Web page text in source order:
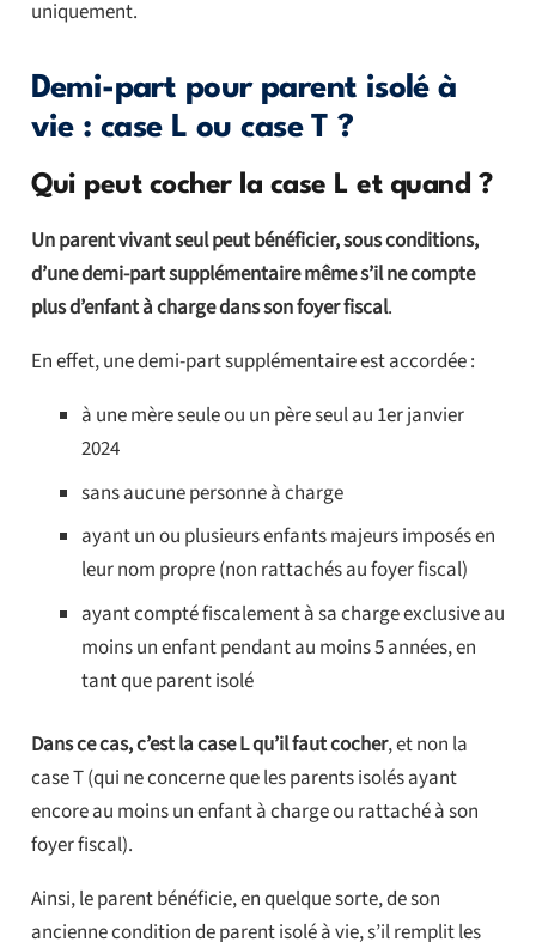
uniquement.
Demi-part pour parent isolé à
vie : case L ou case T ?
Qui peut cocher la case L et quand ?
Un parent vivant seul peut bénéficier, sous conditions,
d’une demi-part supplémentaire même s’il ne compte
plus d’enfant à charge dans son foyer fiscal.
En effet, une demi-part supplémentaire est accordée :
à une mère seule ou un père seul au 1er janvier
2024
sans aucune personne à charge
ayant un ou plusieurs enfants majeurs imposés en
leur nom propre (non rattachés au foyer fiscal)
ayant compté fiscalement à sa charge exclusive au
moins un enfant pendant au moins 5 années, en
tant que parent isolé
Dans ce cas, c’est la case L qu’il faut cocher, et non la
case T (qui ne concerne que les parents isolés ayant
encore au moins un enfant à charge ou rattaché à son
foyer fiscal).
Ainsi, le parent bénéficie, en quelque sorte, de son
ancienne condition de parent isolé à vie, s’il remplit les